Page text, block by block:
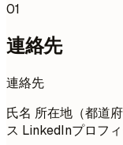
01
連絡先
連絡先
氏名 所在地（都道
ス LinkedInプロフ